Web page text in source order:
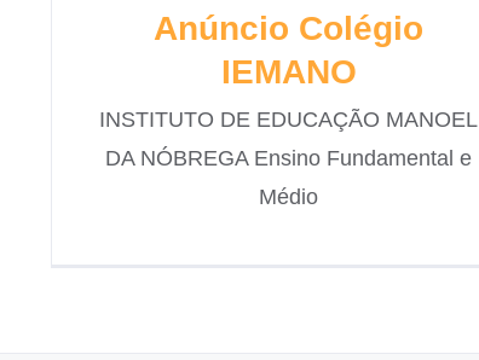
Anúncio Colégio
IEMANO
INSTITUTO DE EDUCAÇÃO MANOEL
DA NÓBREGA Ensino Fundamental e
Médio